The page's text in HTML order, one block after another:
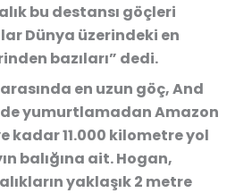
bu destansı göçleri
Dünya üzerindeki en
bazıları” dedi.
en uzun göç, And
yumurtlamadan Amazon
kadar 11.000 kilometre yol
balığına ait. Hogan,
yaklaşık 2 metre